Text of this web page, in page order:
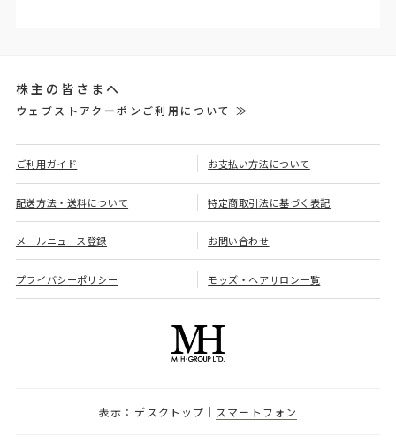
株主の皆さまへ
ウェブストアクーポンご利用について ≫
ご利用ガイド お支払い方法について
配送方法・送料について 特定商取引法に基づく表記
メールニュース登録 お問い合わせ
プライバシーポリシー モッズ・ヘアサロン一覧
デスクトップ スマートフォン